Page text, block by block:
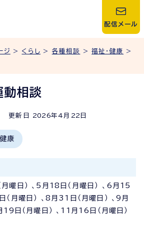
配信メール
ジ > くらし > 各種相談 >福祉・健康
>
動相談
更新日 2026年4月 22 日
健康
日） 、5月18日（月曜日） 、6月15
（月曜日） 、8月31日（月曜日） 、9月
19日（月曜日） 、11月16日（月曜日）